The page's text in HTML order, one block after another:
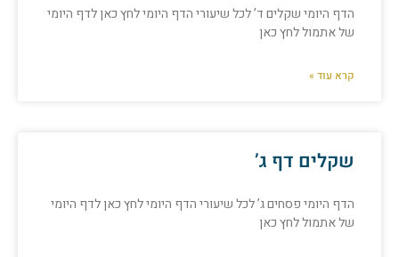
הדף היומי שקלים ד’ לכל שיעורי הדף היומי לחץ כאן לדף היומי
של אתמול לחץ כאן
קרא עוד »
שקלים דף ג’
הדף היומי פסחים ג’ לכל שיעורי הדף היומי לחץ כאן לדף היומי
של אתמול לחץ כאן